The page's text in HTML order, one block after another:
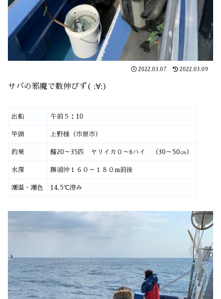
2022.03.07 2022.03.09
サバの邪魔で数伸びず( ;∀;)
出船 午前５：10
竿頭 上野様（市原市）
釣果 鯖20～35匹 ヤリイカ０～6ハイ （30～50㎝）
水深 勝浦沖１６０～１８０m前後
潮温・潮色 14.5℃澄み